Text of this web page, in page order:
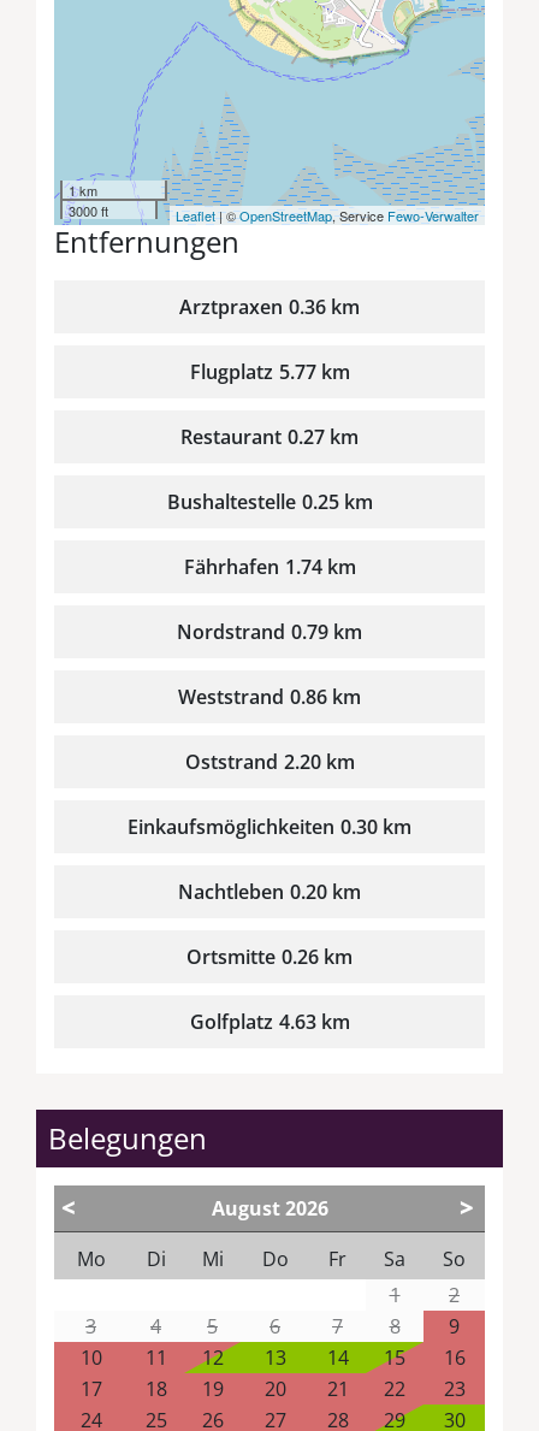
1 km
3000 ft
Leaflet| ©OpenStreetMap, Service Fewo-Verwalter
Entfernungen
Arztpraxen 0.36 km
Flugplatz 5.77 km
Restaurant 0.27 km
Bushaltestelle 0.25 km
Fährhafen 1.74 km
Nordstrand 0.79 km
Weststrand 0.86 km
Oststrand 2.20 km
Einkaufsmöglichkeiten 0.30 km
Nachtleben 0.20 km
Ortsmitte 0.26 km
Golfplatz 4.63 km
Belegungen
< August2026
Mo
Di Mi Do Fr Sa
So
1
2
3
4 5 6 7 8
9
10
11 12 13 14 15
16
17
18 19 20 21 22
23
24
25 26 27 28 29 30
>